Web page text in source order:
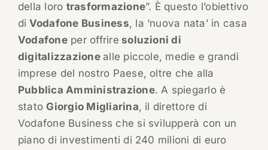
della loro trasformazione”. È questo l’obiettivo
di Vodafone Business, la ‘nuova nata’ in casa
Vodafoneper offrire soluzioni di
digitalizzazionealle piccole, medie e grandi
imprese del nostro Paese, oltre che alla
Pubblica Amministrazione. A spiegarlo è
statoGiorgio Migliarina, il direttore di
Vodafone Business che si svilupperà con un
piano di investimenti di 240 milioni di euro